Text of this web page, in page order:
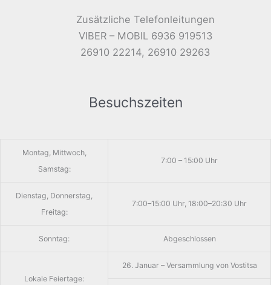
Zusätzliche Telefonleitungen
VIBER – MOBIL 6936 919513
26910 22214, 26910 29263
Besuchszeiten
Montag, Mittwoch,
Samstag:
7:00 – 15:00 Uhr
Dienstag, Donnerstag,
Freitag:
7:00–15:00 Uhr, 18:00–20:30 Uhr
Sonntag: Abgeschlossen
Lokale Feiertage:
26. Januar – Versammlung von Vostitsa